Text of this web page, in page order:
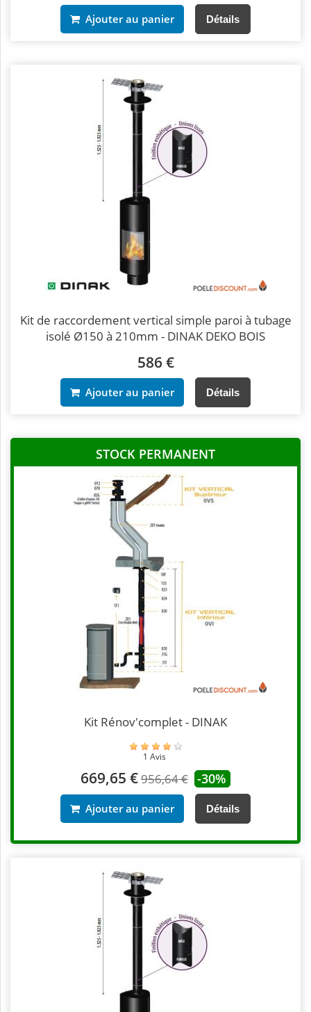
Ajouter au panier Détails
Kit de raccordement vertical simple paroi à tubage
isolé Ø150 à 210mm - DINAK DEKO BOIS
586 €
Ajouter au panier Détails
STOCK PERMANENT
Kit Rénov'complet - DINAK
1 Avis
669,65 €956,64 € -30%
Ajouter au panier Détails